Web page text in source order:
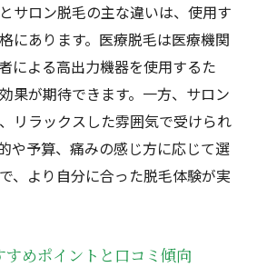
されるメンズ脱毛の効果検証
脱毛のお得な時期と選び方の秘
る静岡市のメンズ脱毛体験
ズ脱毛で体験できる効果の違い
サロン脱毛静岡市での効果比較
見る静岡メンズ脱毛の実感度
サロン脱毛の主な違いは、使用す
にあります。医療脱毛は医療機関
による高出力機器を使用するた
果が期待できます。一方、サロン
リラックスした雰囲気で受けられ
や予算、痛みの感じ方に応じて選
、より自分に合った脱毛体験が実
めポイントと口コミ傾向